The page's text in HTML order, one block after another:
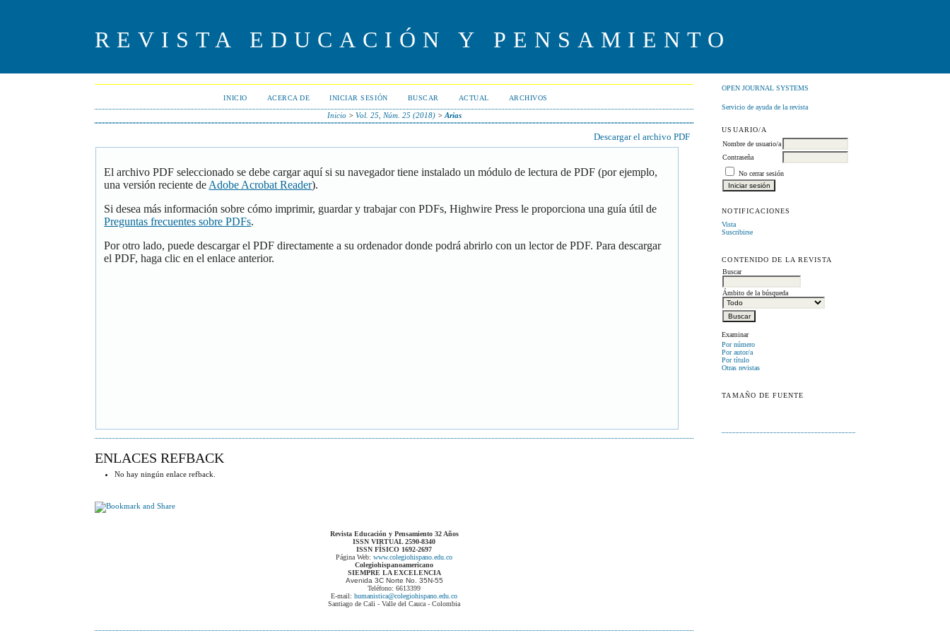
REVISTA EDUCACIÓN Y PENSAMIENTO
OPEN JOURNAL SYSTEMS
Servicio de ayuda de la revista
USUARIO/A
Nombre de usuario/a
Contraseña
No cerrar sesión
NOTIFICACIONES
Vista
Suscribirse
CONTENIDO DE LA REVISTA
Buscar
Ámbito de la búsqueda
Examinar
Por número
Por autor/a
Por título
Otras revistas
TAMAÑO DE FUENTE
INICIO ACERCA DE INICIAR SESIÓN BUSCAR ACTUAL ARCHIVOS
Inicio> Vol. 25, Núm. 25 (2018)> Arias
Descargar el archivo PDF
El archivo PDF seleccionado se debe cargar aquí si su navegador tiene instalado un módulo de lectura de PDF (por ejemplo,
una versión reciente de Adobe Acrobat Reader).
Si desea más información sobre cómo imprimir, guardar y trabajar con PDFs, Highwire Press le proporciona una guía útil de
Preguntas frecuentes sobre PDFs.
Por otro lado, puede descargar el PDF directamente a su ordenador donde podrá abrirlo con un lector de PDF. Para descargar
el PDF, haga clic en el enlace anterior.
ENLACES REFBACK
No hay ningún enlace refback.
Revista Educación y Pensamiento 32 Años
ISSN VIRTUAL 2590-8340
ISSN FÍSICO 1692-2697
Página Web:www.colegiohispano.edu.co
Colegiohispanoamericano
SIEMPRE LA EXCELENCIA
Avenida 3C Norte No. 35N-55
Teléfono: 6613399
E-mail:humanistica@colegiohispano.edu.co
Santiago de Cali - Valle del Cauca - Colombia